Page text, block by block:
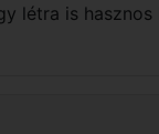
létra is